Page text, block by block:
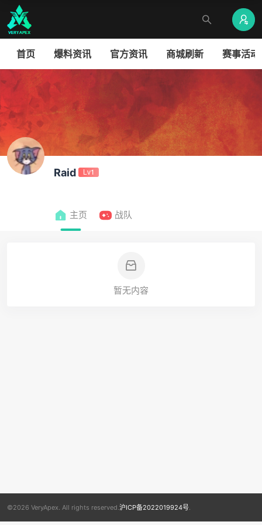
首页 爆料资讯 官方资讯 商城刷新 赛事活动
Raid Lv1
主页 战队
暂无内容
©2026 VeryApex. All rights reserved.沪ICP备2022019924号.